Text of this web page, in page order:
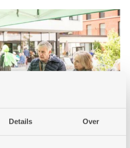
Details Over